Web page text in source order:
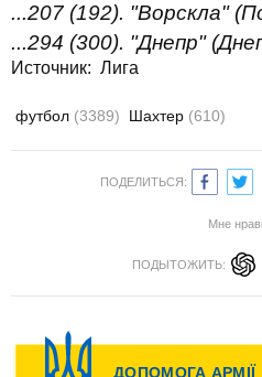
...207 (192). "Ворскла"
...294 (300). "Днепр"
Источник: Лига
футбол (3389) Шахтер (610)
ПОДЕЛИТЬСЯ:
Мне
ПОДЫТОЖИТЬ: